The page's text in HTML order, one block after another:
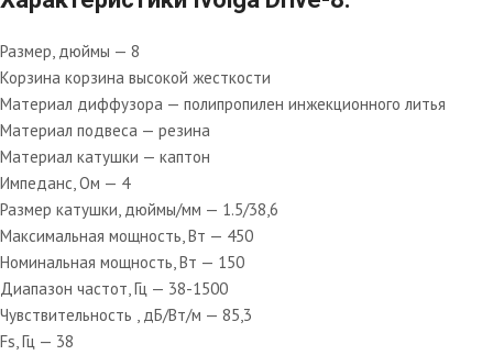
Размер, дюймы — 8
Корзина корзина высокой жесткости
Материал диффузора — полипропилен инжекционного литья
Материал подвеса — резина
Материал катушки — каптон
Импеданс, Ом — 4
Размер катушки, дюймы/мм — 1.5/38,6
Максимальная мощность, Вт — 450
Номинальная мощность, Вт — 150
Диапазон частот, Гц — 38-1500
Чувствительность , дБ/Вт/м — 85,3
Fs, Гц — 38